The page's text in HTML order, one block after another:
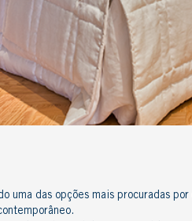
uma das opções mais procuradas
.